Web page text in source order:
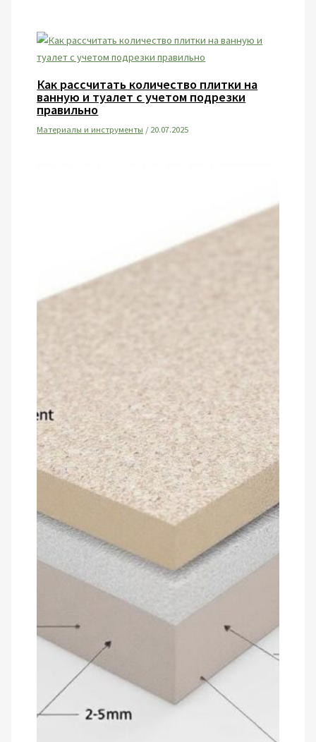
Как рассчитать количество плитки на
ванную и туалет с учетом подрезки
правильно
Материалы и инструменты /20.07.2025